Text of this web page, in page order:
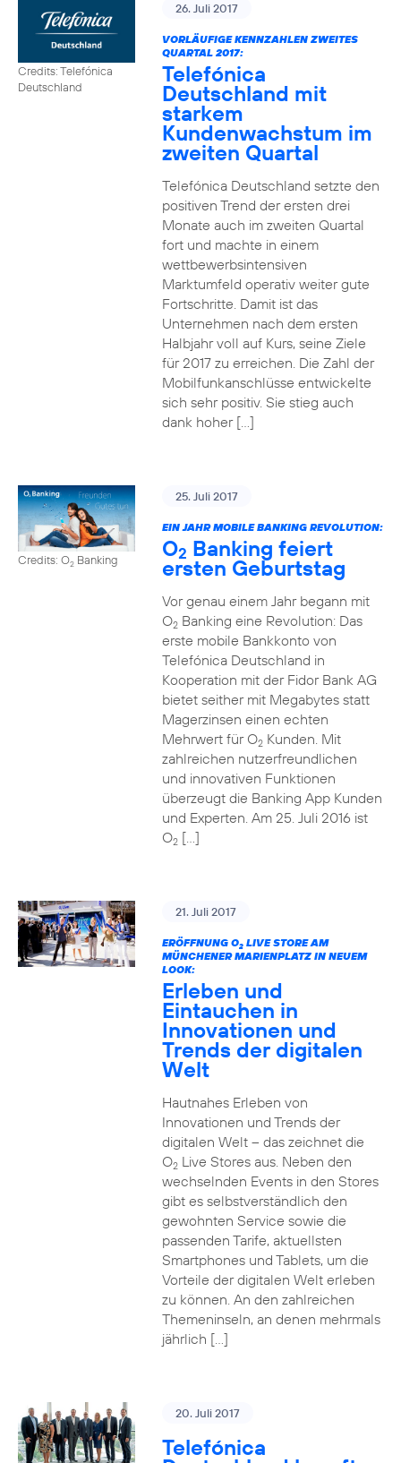
Credits: Telefónica
Deutschland
26. Juli 2017
VORLÄUFIGE KENNZAHLEN ZWEITES
QUARTAL 2017:
Telefónica
Deutschland mit
starkem
Kundenwachstum im
zweiten Quartal
Telefónica Deutschland setzte den
positiven Trend der ersten drei
Monate auch im zweiten Quartal
fort und machte in einem
wettbewerbsintensiven
Marktumfeld operativ weiter gute
Fortschritte. Damit ist das
Unternehmen nach dem ersten
Halbjahr voll auf Kurs, seine Ziele
für 2017 zu erreichen. Die Zahl der
Mobilfunkanschlüsse entwickelte
sich sehr positiv. Sie stieg auch
dank hoher […]
Credits: O2 Banking
25. Juli 2017
EIN JAHR MOBILE BANKING REVOLUTION:
O2 Banking feiert
ersten Geburtstag
Vor genau einem Jahr begann mit
O2Banking eine Revolution: Das
erste mobile Bankkonto von
Telefónica Deutschland in
Kooperation mit der Fidor Bank AG
bietet seither mit Megabytes statt
Magerzinsen einen echten
Mehrwert für O2Kunden. Mit
zahlreichen nutzerfreundlichen
und innovativen Funktionen
überzeugt die Banking App Kunden
und Experten. Am 25. Juli 2016 ist
O2[…]
21. Juli 2017
ERÖFFNUNG O2LIVE STORE AM
MÜNCHENER MARIENPLATZ IN NEUEM
LOOK:
Erleben und
Eintauchen in
Innovationen und
Trends der digitalen
Welt
Hautnahes Erleben von
Innovationen und Trends der
digitalen Welt – das zeichnet die
O2Live Stores aus. Neben den
wechselnden Events in den Stores
gibt es selbstverständlich den
gewohnten Service sowie die
passenden Tarife, aktuellsten
Smartphones und Tablets, um die
Vorteile der digitalen Welt erleben
zu können. An den zahlreichen
Themeninseln, an denen mehrmals
jährlich […]
20. Juli 2017
Telefónica